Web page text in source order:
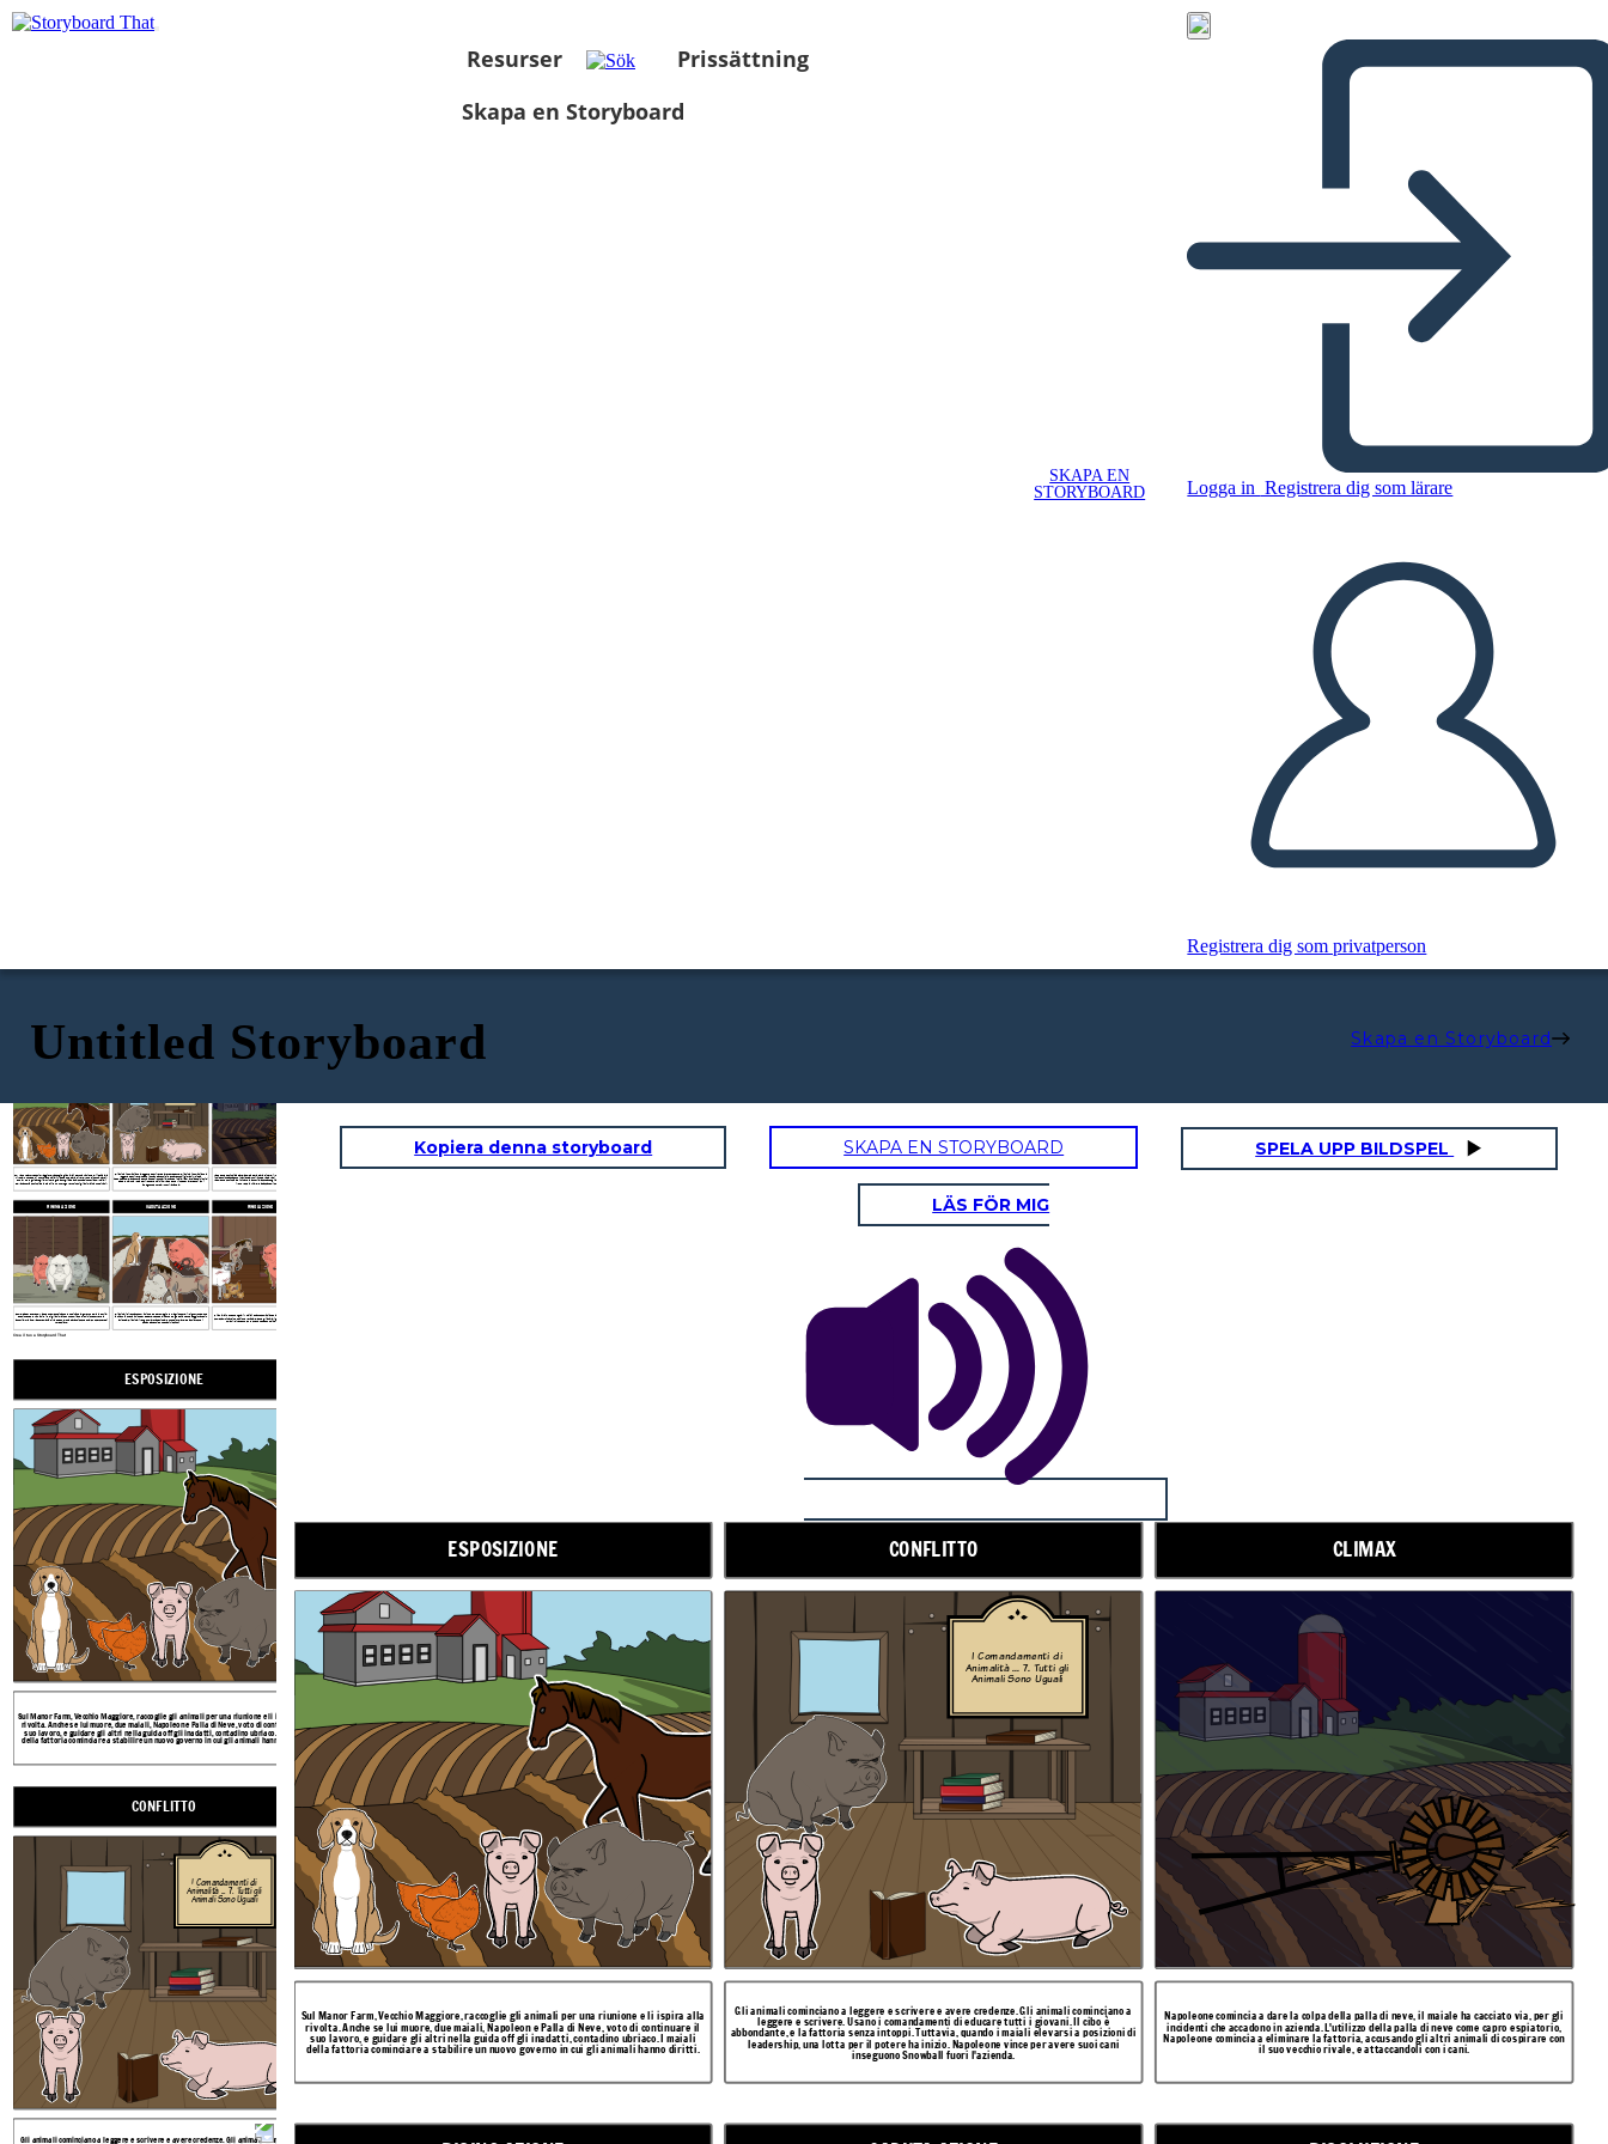
Resurser
Prissättning
Skapa en Storyboard
SKAPA EN
STORYBOARD
Logga in Registrera dig som lärare
Registrera dig som privatperson
Untitled Storyboard Skapa en Storyboard
Crea il tuo a Storyboard That
RISING AZIONE CADUTA AZIONE RISOLUZIONE
Sul Manor Farm, Vecchio Maggiore, raccoglie gli animali per una riunione e li ispira alla
rivolta. Anche se lui muore, due maiali, Napoleon e Palla di Neve, voto di continuare il
suo lavoro, e guidare gli altri nella guida off gli inadatti, contadino ubriaco. I maiali
della fattoria cominciare a stabilire un nuovo governo in cui gli animali hanno diritti.
Gli animali cominciano a leggere e scrivere e avere credenze. Gli animali cominciano a
leggere e scrivere. Usano i comandamenti di educare tutti i giovani. Il cibo è
abbondante, e la fattoria senza intoppi. Tuttavia, quando i maiali elevarsi a posizioni di
leadership, una lotta per il potere ha inizio. Napoleone vince per avere suoi cani
inseguono Snowball fuori l'azienda.
Napoleone comincia a dare la colpa della palla di neve, il maiale ha cacciato via, per gli
incidenti che accadono in azienda. L'utilizzo della palla di neve come capro espiatorio,
Napoleone comincia a eliminare la fattoria, accusando gli altri animali di cospirare con
il suo vecchio rivale, e attaccandoli con i cani.
Come leader supremo, Napoleone mette in atto le modifiche al governo della fattoria,
sostituendo le riunioni di tutti gli animali con un comitato di suini che correrà la
fattoria. Alla fine, la supremazia di Napoleone lo ha paranoico che qualcuno cercherà di
rovesciarlo.
Gli animali diventano convinti che fossero meglio con l'agricoltore, il signor Jones, che
la tirannia che ha finito per essere. Le cose si fanno progressivamente peggiorando in
azienda. Gli animali vengono lavorate fino al punto di crollare, ed è chiaro che i
comandamenti sono stati riscritti.
Gli animali non sono uguali. I maiali stanno cominciando ad assumere qualità umane -
come camminare in posizione verticale. Come gli animali guardano i maiali e gli esseri
umani, si rendono conto che non possono più dire il due a parte.
ESPOSIZIONE CLIMAX
RISING AZIONE CADUTA AZIONE RISOLUZIONE
Sul Manor Farm, Vecchio Maggiore, raccoglie gli animali per una riunione e li ispira alla
rivolta. Anche se lui muore, due maiali, Napoleon e Palla di Neve, voto di continuare il
suo lavoro, e guidare gli altri nella guida off gli inadatti, contadino ubriaco. I maiali
della fattoria cominciare a stabilire un nuovo governo in cui gli animali hanno diritti.
Gli animali cominciano a leggere e scrivere e avere credenze. Gli animali cominciano a
leggere e scrivere. Usano i comandamenti di educare tutti i giovani. Il cibo è
abbondante, e la fattoria senza intoppi. Tuttavia, quando i maiali elevarsi a posizioni di
leadership, una lotta per il potere ha inizio. Napoleone vince per avere suoi cani
inseguono Snowball fuori l'azienda.
Napoleone comincia a dare la colpa della palla di neve, il maiale ha cacciato via, per gli
incidenti che accadono in azienda. L'utilizzo della palla di neve come capro espiatorio,
Napoleone comincia a eliminare la fattoria, accusando gli altri animali di cospirare con
il suo vecchio rivale, e attaccandoli con i cani.
CONFLITTO CLIMAX
Gli animali cominciano a leggere e scrivere e avere credenze. Gli animali cominciano a
I Comandamenti di
Animalità ... 7. Tutti gli
Animali Sono Uguali
Kopiera denna storyboard SKAPA EN STORYBOARD SPELA UPP BILDSPEL
LÄS FÖR MIG
ESPOSIZIONE CONFLITTO CLIMAX
Sul Manor Farm, Vecchio Maggiore, raccoglie gli animali per una riunione e li ispira alla
rivolta. Anche se lui muore, due maiali, Napoleon e Palla di Neve, voto di continuare il
suo lavoro, e guidare gli altri nella guida off gli inadatti, contadino ubriaco. I maiali
della fattoria cominciare a stabilire un nuovo governo in cui gli animali hanno diritti.
Gli animali cominciano a leggere e scrivere e avere credenze. Gli animali cominciano a
leggere e scrivere. Usano i comandamenti di educare tutti i giovani. Il cibo è
abbondante, e la fattoria senza intoppi. Tuttavia, quando i maiali elevarsi a posizioni di
leadership, una lotta per il potere ha inizio. Napoleone vince per avere suoi cani
inseguono Snowball fuori l'azienda.
Napoleone comincia a dare la colpa della palla di neve, il maiale ha cacciato via, per gli
incidenti che accadono in azienda. L'utilizzo della palla di neve come capro espiatorio,
Napoleone comincia a eliminare la fattoria, accusando gli altri animali di cospirare con
il suo vecchio rivale, e attaccandoli con i cani.
I Comandamenti di
Animalità ... 7. Tutti gli
Animali Sono Uguali